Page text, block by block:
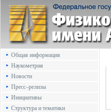
Общая информация
Наукометрия
Новости
Пресс–релизы
Инициативы
Структура и тематики